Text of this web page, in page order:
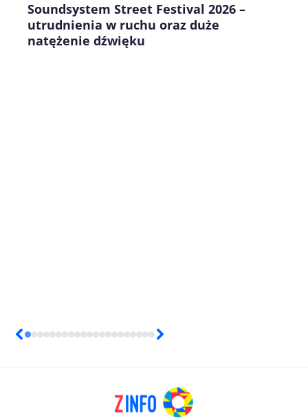
Soundsystem Street Festival 2026 –
utrudnienia w ruchu oraz duże
natężenie dźwięku